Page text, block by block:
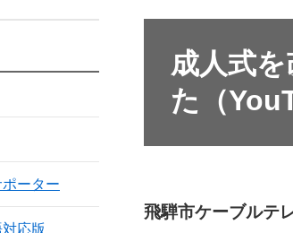
ーター
応版
成人式
た（
飛騨市ケーブルテ